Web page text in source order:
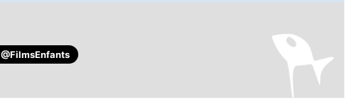
@FilmsEnfants